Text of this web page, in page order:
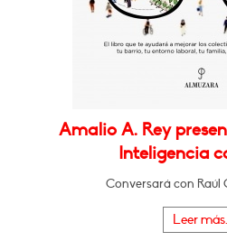
Amalio A. Rey
Inteligencia
Conversará con Raúl
Leer